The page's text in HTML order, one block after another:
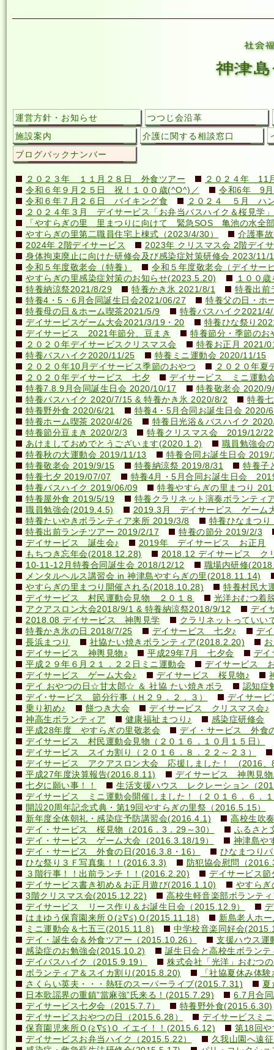
運営方針・お知らせ
つつじ会沿革
施設案内
介護に関する相談窓口
ブログバックナンバー
２０２３年 １１月２８日 外食ツアー
２０２４年 11
令和６年９月２５日 祝！１００歳(^O^)／
令和6年 9
令和６年７月２６日 バイキング食
２０２４ ５月 ハ
２０２４年３月 デイサービス「お弁当バスハイク＆桜見学」
「やすらぎの里 里まつりに向けて 緊急SOS 亀池の水全
やすらぎの里第二職員住宅上棟式（2023/4/30）
介護事
2024年 2階デイサービス
2023年 クリスマス会 2階デイ
身体拘束廃止に向けた研修会及び感染症対策研修会 2023/11/
令和５年度敬老会（特養）
令和５年度敬老会（デイサー
やすらぎの里感染症対策のお知らせ(2023.5.20)
１００
特養納涼祭2021/8/29
特養かき氷 2021/8/1
特養出前
特養4・5・6月合同誕生日会2021/06/27
特養父の日・ホ
特養母の日＆ホーム喫茶2021/5/9
特養バスハイク2021/
デイサービスゲーム大会2021/3/19・20
特養ひな祭り
デイサービス 2021年節分、豆まき
特養節分・季節の
２０２０年デイサービスクリスマス会
特養お正月 2021/
特養バスハイク2020/11/25
特養ミニ運動会 2020/11/15
２０２０年10月デイサービス季節のおやつ
２０２０年夏
２０２０年デイサービス 七夕
デイサービス ミニ運動
特養7.8.9月合同誕生日会 2020/10/17
特養敬老会 2020/
特養バスハイク 2020/7/15 & 特養かき氷 2020/8/2
特養
特養野外食 2020/6/21
特養4・5月合同お誕生日会 2020/
特養ホーム喫茶 2020/4/26
特養日光浴＆バスハイク
特養節分豆まき 2020/2/3
特養クリスマス会 2019/12/22
あけましておめでとうございます(2020.1.2)
職員勉強会
特養秋の大運動会 2019/11/13
特養合同お誕生日会
特養敬老会 2019/9/15
特養納涼祭 2019/8/31
特養子
特養七夕 2019/07/07
特養4月・5月合同お誕生日会
特養バスハイク 2019/06/09
特養やすらぎの里まつり
特養屋外食 2019/5/19
特養クラリネット演奏ボランティ
職員勉強会(2019.4.5)
2019.3月 デイサービス ゲーム
特養たいやきボランティア来所 2019/3/8
特養ひなまつ
特養出前ランチツアー 2019/2/17
特養の節分 2019/2/3
デイサービス 誕生会♪
2019年 デイサービス お正月
もちつき忘年会(2018.12.28)
2018.12 デイサービス ク
10-11-12月特養合同誕生会 2018/12/12
職場内研修
メンタルヘルス講習会 in 神津島やすらぎの里(2018.11.14)
やすらぎの里まつり開催される(2018.10.28)
特養村民大
デイサービス 村民運動会見物 ２０１８
光洋おむつ着
アクアスロン大会2018/9/1 & 特養納涼祭2018/9/12
デイ
2018.08 デイサービス 神輿見学
クラリネットってい
特養かき氷の日 2018/7/25
デイサービス 七夕♪
デ
長浜まつり
社協たい焼きボランティア(2018.2.20)
デイサービス 神輿見物♪
平成29年7月 七夕会
デイ
平成２９年６月２１．２２日ミニ運動会
デイサービス
デイサービス ゲーム大会♪
デイサービス 桜見物♪
デイ おやつの日☆甘太郎☆ ＆ 社協 たい焼きボラ
認知症
デイ･サービス 節分行事（Ｈ２９．２．３）
デイサー
乗り初め♪
餅つき大会
デイサービス クリスマス会♪
神高生ボランティア
健康福祉まつり♪
感染症研修会
平成28年度 やすらぎの里敬老会
デイ・サービス 外食
デイサービス 村民運動会見物（２０１６，１０月１５日）
デイサービス スイカ割り（２０１６．８．２２～２３）
デイサービス アクアスロン大会 応援しました！ (2016、
平成27年度決算報告(2016.8.11)
デイサービス 神輿見物
七夕に願い事！！
生活支援ハウス レクレーション（
デイサービス ミニ運動会開催しました！（２０１６．６．
開設20周年記念式典・第19回やすらぎの里祭（2016.5.15）
新年度全体朝礼・感染症予防講習会(2016.4.1)
高校生吹
デイ・サービス 桜見物（2016．3．29～30）
ふるさと
デイ・サービス ゲーム大会（2016.3.18/19）
神津島や
デイ・サービス 外食の日(2016.3.8・16）
ひなまつり
ひな祭り３Ｆ写真集！！(2016.3.3)
防犯協会慰問（
３階行事！！出前ランチ！！(2016.2.20)
デイサービス
デイサービス書き初め＆お正月遊び(2016.1.10)
やすら
3階クリスマス会(2015.12.22)
高校生軽音楽部ボランテ
デイサービス リース作り＆お誕生日会（2015.12.9）
はまゆう保育園来所Ｏ(≧∇≦)Ｏ(2015.11.18)
新島老人ホ
ミニ運動会＆七五三(2015.11.8)
中学校音楽同好会
デイ・誕生会＆外食ツアー（2015.10.26）
支援ハウス運
感染症のお勉強会(2015.10.2)
誕生日会と高校生ボラン
デイバスハイク（2015.9.19）
株式会社「光洋」おむつ
ボランティア＆スイカ割り(2015.8.20)
「社協夏休み体
さくらい英夫・・・熱狂のスーパーライブ(2015.7.31)
夏
日本歌謡界の重鎮”當麻強”氏来る！(2015.7.29)
6.7月合
デイサービス七夕会（2015.7.7）
特養野外食(2015.6.30)
デイサービスおやつの日（2015.6.28）
デイサービスミ
保育園児来所Ｏ(≧∇≦)Ｏ イエイ！！(2015.6.12)
第18回
デイサービスお弁当ハイク（2015.5.22）
久我山園へ遠